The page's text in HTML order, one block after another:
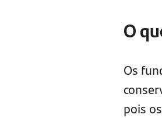
O
Os
pois